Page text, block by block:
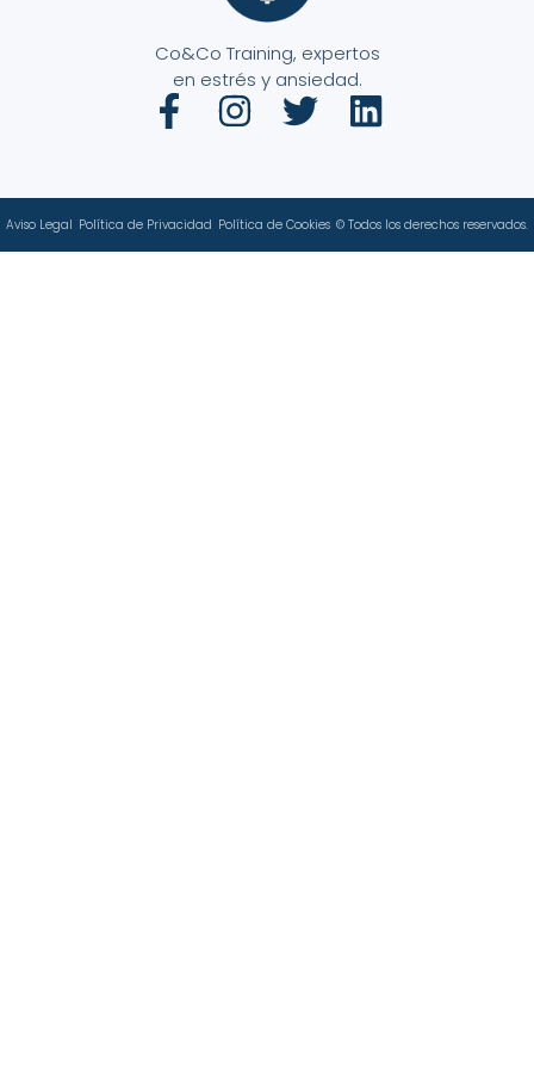
Co&Co Training, expertos
en estrés y ansiedad.
Aviso Legal Política de Privacidad Política de Cookies © Todos los derechos reservados.